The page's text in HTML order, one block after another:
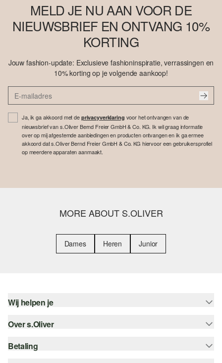
MELD JE NU AAN VOOR DE
NIEUWSBRIEF EN ONTVANG 10%
KORTING
Jouw fashion-update: Exclusieve fashioninspiratie, verrassingen en
10% korting op je volgende aankoop!
Ja, ik ga akkoord met de privacyverklaring voor het ontvangen van de
nieuwsbrief van s.Oliver Bernd Freier GmbH & Co. KG. Ik wil graag informatie
over op mij afgestemde aanbiedingen en producten ontvangen en ik ga ermee
akkoord dat s.Oliver Bernd Freier GmbH & Co. KG hiervoor een gebruikersprofiel
op meerdere apparaten aanmaakt.
MORE ABOUT S.OLIVER
Dames Heren Junior
Wij helpen je
Help - FAQ
Maattabel
Over s.Oliver
Nieuwsbrief
Betaling